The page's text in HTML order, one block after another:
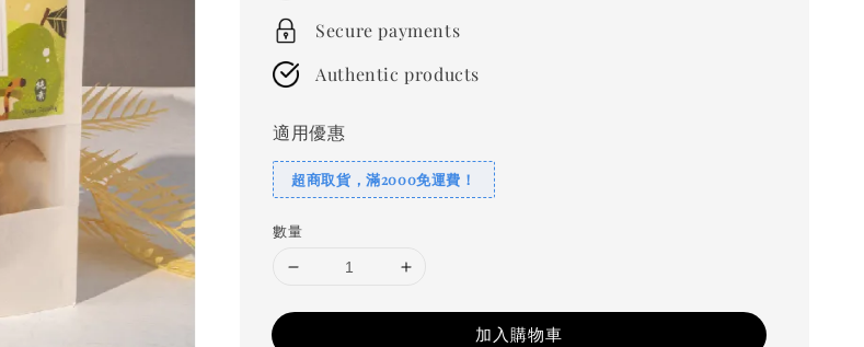
Secure payments
Authentic products
適用優惠
超商取貨，滿2000免運費！
數量
加入購物車